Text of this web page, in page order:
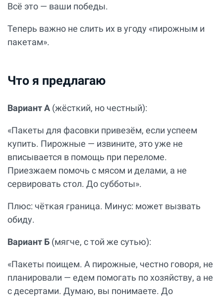
Всё это — ваши победы.
Теперь важно не слить их в угоду «пирожным и
пакетам».
Что я предлагаю
Вариант А (жёсткий, но честный):
«Пакеты для фасовки привезём, если успеем
купить. Пирожные — извините, это уже не
вписывается в помощь при переломе.
Приезжаем помочь с мясом и делами, а не
сервировать стол. До субботы».
Плюс: чёткая граница. Минус: может вызвать
обиду.
Вариант Б (мягче, с той же сутью):
«Пакеты поищем. А пирожные, честно говоря, не
планировали — едем помогать по хозяйству, а не
с десертами. Думаю, вы понимаете. До